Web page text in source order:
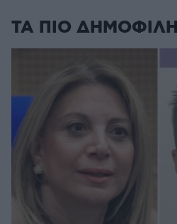
ΤΑ ΠΙΟ ΔΗΜΟΦΙΛΗ